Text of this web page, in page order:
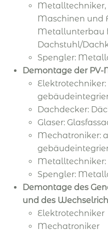
Maschinen und
Metallunterbau
Dachstuhl/
Spengler:
Demontage der PV-
Dachdecker:
Glaser:
Mechatroniker:
Spengler:
Demontage des
und des
Elektrotechniker
Mechatroniker